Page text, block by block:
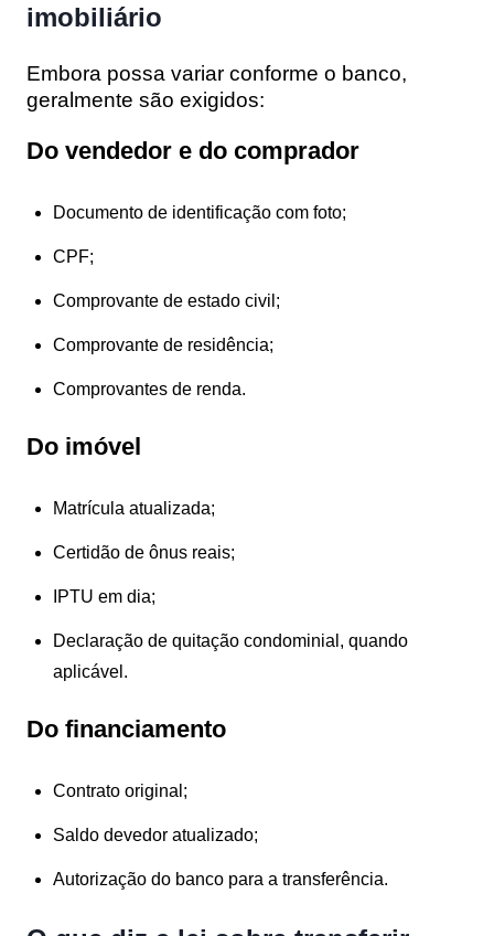
imobiliário
Embora possa variar conforme o banco,
geralmente são exigidos:
Do vendedor e do comprador
Documento de identificação com foto;
CPF;
Comprovante de estado civil;
Comprovante de residência;
Comprovantes de renda.
Do imóvel
Matrícula atualizada;
Certidão de ônus reais;
IPTU em dia;
Declaração de quitação condominial, quando
aplicável.
Do financiamento
Contrato original;
Saldo devedor atualizado;
Autorização do banco para a transferência.